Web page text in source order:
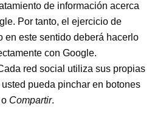
de información acerca
Por tanto, el ejercicio de
en este sentido deberá hacerlo
con Google.
red social utiliza sus propias
usted pueda pinchar en botones
o Compartir.